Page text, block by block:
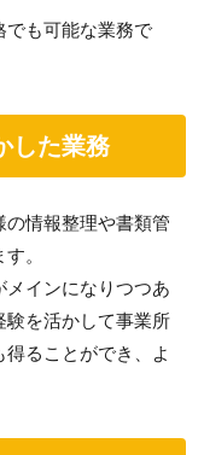
でも可能な業務で
した業務
情報整理や書類管
。
インになりつつあ
験を活かして事業所
ることができ、よ